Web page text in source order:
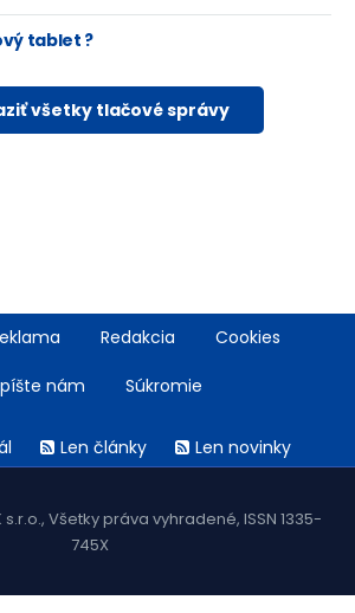
tablet ?
všetky tlačové správy
Redakcia Cookies
nám Súkromie
Len články Len novinky
s.r.o., Všetky práva vyhradené, ISSN 1335-
745X